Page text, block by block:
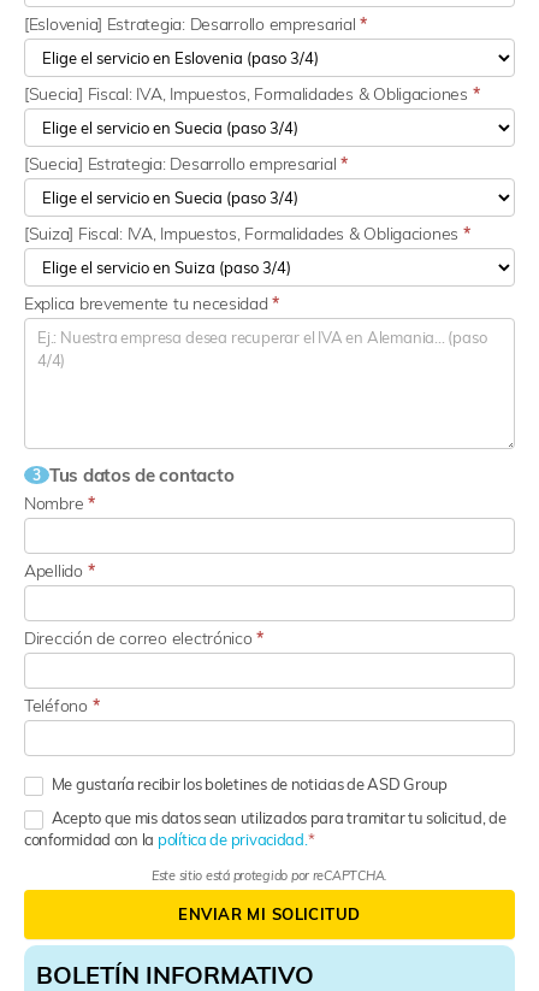
BOLETÍN INFORMATIVO
[Eslovenia] Estrategia: Desarrollo empresarial*
[Suecia] Fiscal: IVA, Impuestos, Formalidades & Obligaciones *
[Suecia] Estrategia: Desarrollo empresarial*
[Suiza] Fiscal: IVA, Impuestos, Formalidades & Obligaciones *
Explica brevemente tu necesidad*
3 Tus datos de contacto
Nombre*
Apellido *
Dirección de correo electrónico*
Teléfono *
Me gustaría recibir los boletines de noticias de ASD Group
Acepto que mis datos sean utilizados para tramitar tu solicitud, de
conformidad con la política de privacidad.
Este sitio está protegido por reCAPTCHA.
ENVIAR MI SOLICITUD